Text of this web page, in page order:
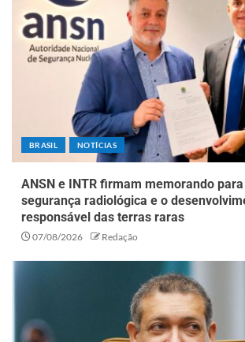
BRASIL NOTÍCIAS
ANSN e INTR firmam memorando
segurança radiológica e o
responsável das terras raras
07/08/2026 Redação